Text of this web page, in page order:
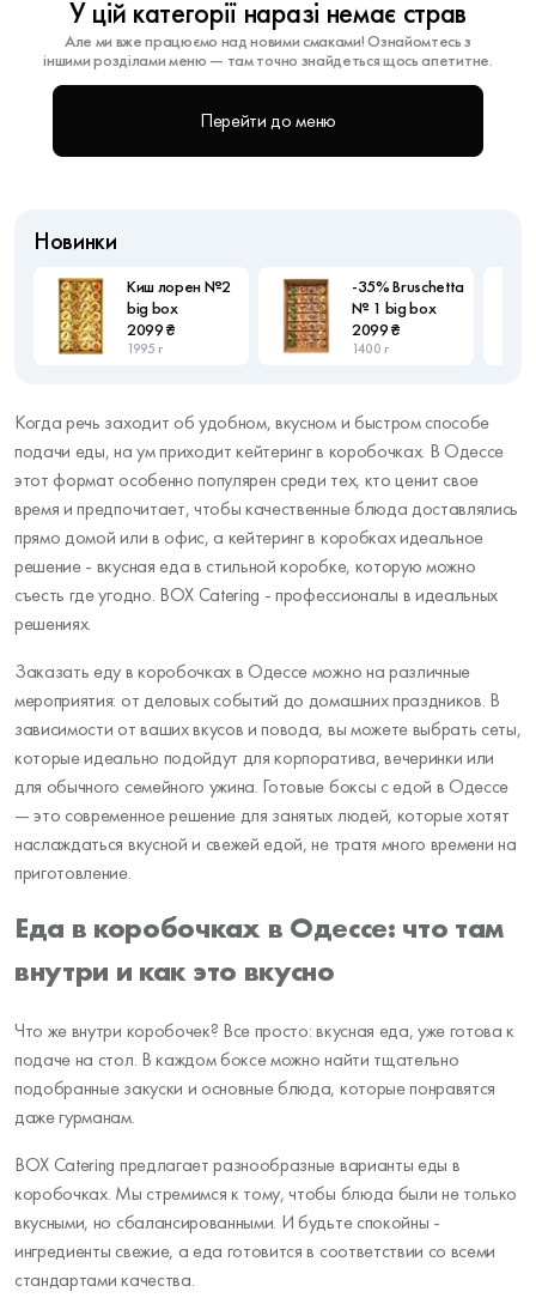
У цій категорії наразі немає страв
Але ми вже працюємо над новими смаками! Ознайомтесь з
іншими розділами меню — там точно знайдеться щось апетитне.
Перейти до меню
Новинки
Киш лорен №2
big box
2099 ₴
1995 г
-35% Bruschetta
№ 1 big box
2099 ₴
1400 г
Когда речь заходит об удобном, вкусном и быстром способе
подачи еды, на ум приходит кейтеринг в коробочках. В Одессе
этот формат особенно популярен среди тех, кто ценит свое
время и предпочитает, чтобы качественные блюда доставлялись
прямо домой или в офис, а кейтеринг в коробках идеальное
решение - вкусная еда в стильной коробке, которую можно
съесть где угодно. BOX Catering - профессионалы в идеальных
решениях.
Заказать еду в коробочках в Одессе можно на различные
мероприятия: от деловых событий до домашних праздников. В
зависимости от ваших вкусов и повода, вы можете выбрать сеты,
которые идеально подойдут для корпоратива, вечеринки или
для обычного семейного ужина. Готовые боксы с едой в Одессе
— это современное решение для занятых людей, которые хотят
наслаждаться вкусной и свежей едой, не тратя много времени на
приготовление.
Еда в коробочках в Одессе: что там
внутри и как это вкусно
Что же внутри коробочек? Все просто: вкусная еда, уже готова к
подаче на стол. В каждом боксе можно найти тщательно
подобранные закуски и основные блюда, которые понравятся
даже гурманам.
BOX Catering предлагает разнообразные варианты еды в
коробочках. Мы стремимся к тому, чтобы блюда были не только
вкусными, но сбалансированными. И будьте спокойны -
ингредиенты свежие, а еда готовится в соответствии со всеми
стандартами качества.